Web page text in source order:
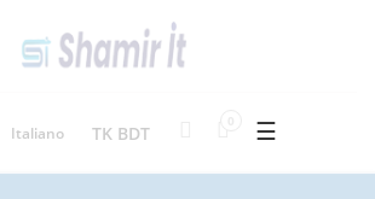
Italiano TK BDT ☰